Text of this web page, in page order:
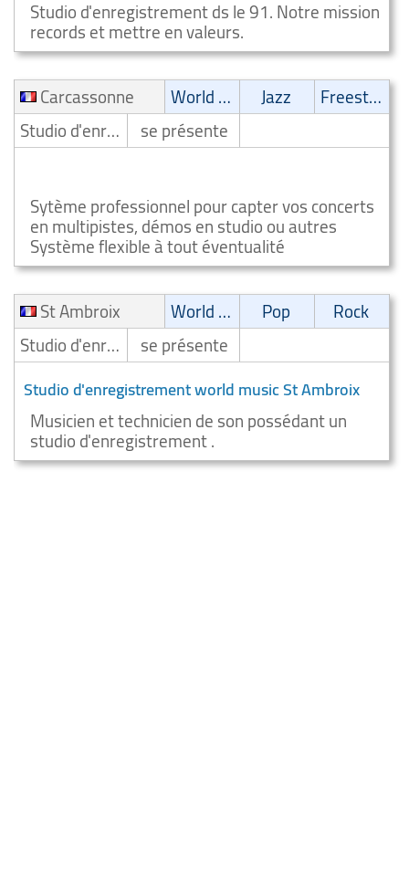
Studio d'enregistrement ds le 91. Notre mission
records et mettre en valeurs.
Carcassonne
World Music Jazz
Freestyle
Studio d'enregistrement
se présente
Sytème professionnel pour capter vos concerts
en multipistes, démos en studio ou autres
Système flexible à tout éventualité
St Ambroix
World Music Pop
Rock
Studio d'enregistrement
se présente
Studio d'enregistrement world music St Ambroix
Musicien et technicien de son possédant un
studio d'enregistrement .